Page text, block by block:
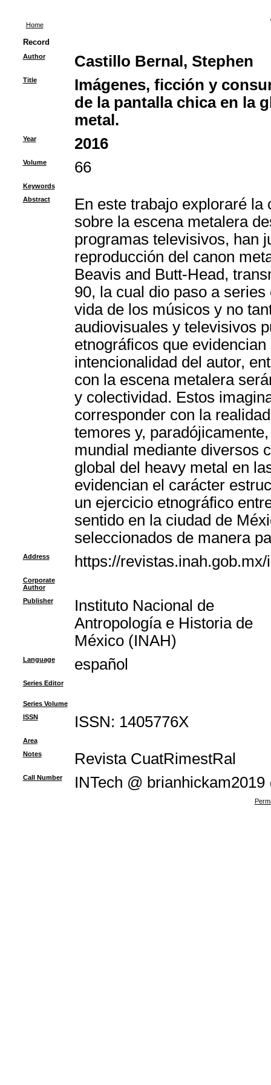
Home
Record
Author Castillo Bernal, Stephen
Title
Imágenes, ficción y
de la pantalla chica en la
metal.
Year 2016
Volume 66
Keywords
Abstract
En este trabajo exploraré
sobre la escena metalera
programas televisivos, han
reproducción del canon
Beavis and Butt-Head,
90, la cual dio paso a
vida de los músicos y no
audiovisuales y televisivos
etnográficos que
intencionalidad del autor,
con la escena metalera
y colectividad. Estos
corresponder con la
temores y,
mundial mediante diversos
global del heavy metal en
evidencian el carácter
un ejercicio etnográfico
sentido en la ciudad de
seleccionados de ma­nera
Address https://
Corporate
Author
Publisher
Instituto Nacional de
Antropología e Historia de
México (INAH)
Language español
Series Editor
Series Volume
ISSN
ISSN: 1405­776X
Area
Notes
Revista CuatRimestRal
Call Number INTech @ brianhickam2019